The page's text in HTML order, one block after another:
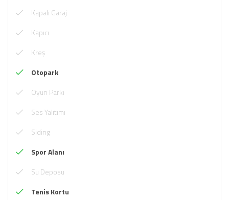
Kapalı Garaj
Kapıcı
Kreş
Otopark
Oyun Parkı
Ses Yalıtımı
Siding
Spor Alanı
Su Deposu
Tenis Kortu